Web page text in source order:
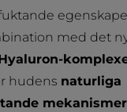
med det
hudens naturliga
mekanismer